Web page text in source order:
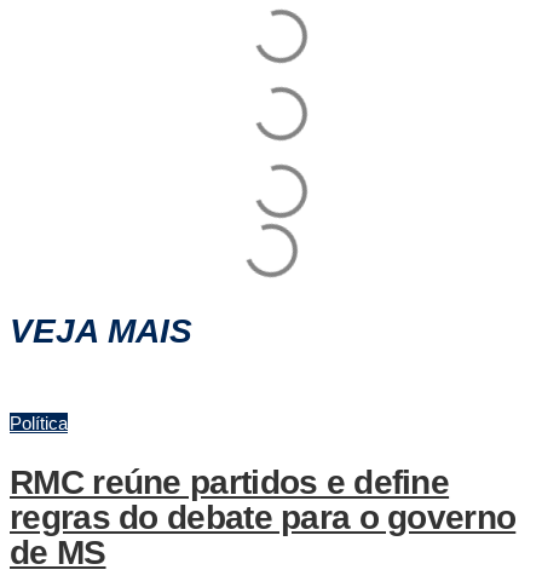
VEJA MAIS
Política
RMC reúne partidos e define
regras do debate para o governo
de MS